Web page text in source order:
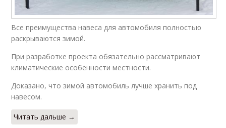
Все преимущества навеса для автомобиля полностью
раскрываются зимой.
При разработке проекта обязательно рассматривают
климатические особенности местности.
Доказано, что зимой автомобиль лучше хранить под
навесом.
Читать дальше →